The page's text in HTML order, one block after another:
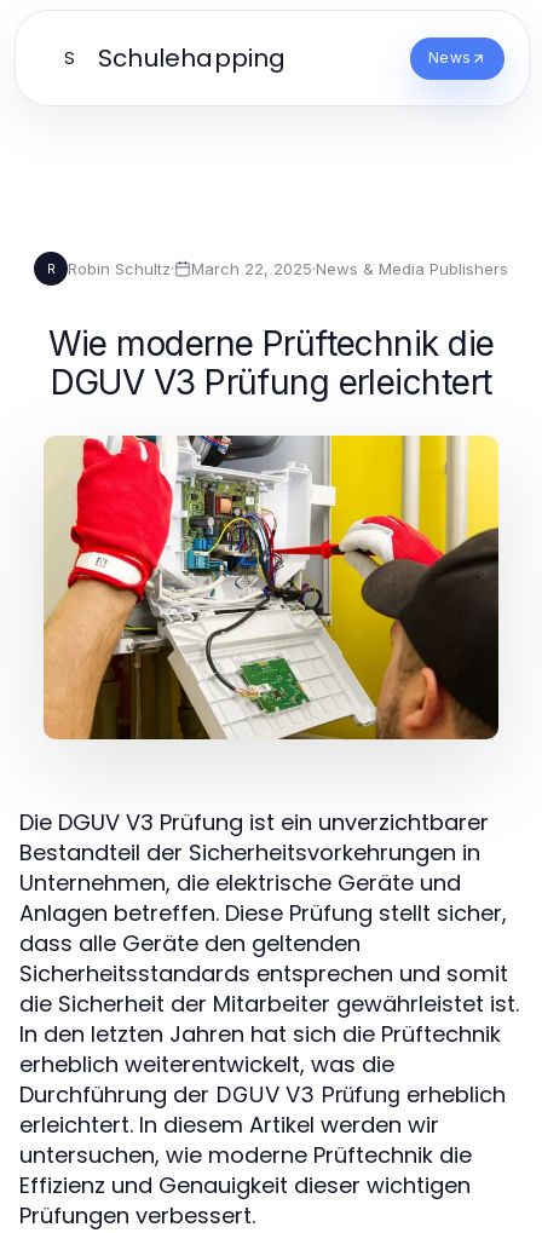
S Schulehapping News
R Robin Schultz· March 22, 2025·News & Media Publishers
Wie moderne Prüftechnik die
DGUV V3 Prüfung erleichtert
Die DGUV V3 Prüfung ist ein unverzichtbarer
Bestandteil der Sicherheitsvorkehrungen in
Unternehmen, die elektrische Geräte und
Anlagen betreffen. Diese Prüfung stellt sicher,
dass alle Geräte den geltenden
Sicherheitsstandards entsprechen und somit
die Sicherheit der Mitarbeiter gewährleistet ist.
In den letzten Jahren hat sich die Prüftechnik
erheblich weiterentwickelt, was die
Durchführung der DGUV V3 Prüfung erheblich
erleichtert. In diesem Artikel werden wir
untersuchen, wie moderne Prüftechnik die
Effizienz und Genauigkeit dieser wichtigen
Prüfungen verbessert.